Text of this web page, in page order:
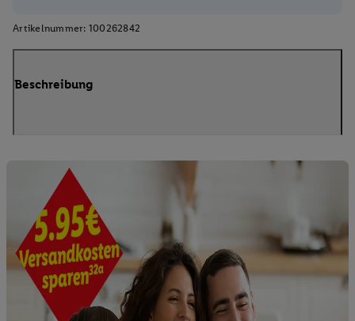
Artikelnummer: 100262842
Beschreibung